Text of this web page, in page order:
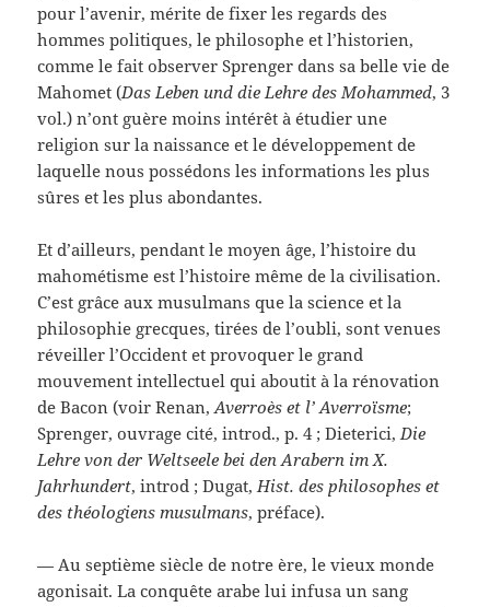
pour l’avenir, mérite de fixer les regards des
hommes politiques, le philosophe et l’historien,
comme le fait observer Sprenger dans sa belle vie de
Mahomet (Das Leben und die Lehre des Mohammed, 3
vol.) n’ont guère moins intérêt à étudier une
religion sur la naissance et le développement de
laquelle nous possédons les informations les plus
sûres et les plus abondantes.
Et d’ailleurs, pendant le moyen âge, l’histoire du
mahométisme est l’histoire même de la civilisation.
C’est grâce aux musulmans que la science et la
philosophie grecques, tirées de l’oubli, sont venues
réveiller l’Occident et provoquer le grand
mouvement intellectuel qui aboutit à la rénovation
de Bacon (voir Renan,Averroès et l’ Averroïsme;
Sprenger, ouvrage cité, introd., p. 4 ; Dieterici, Die
Lehre von der Weltseele bei den Arabern im X.
Jahrhundert, introd ; Dugat,Hist. des philosophes et
des théologiens musulmans, préface).
— Au septième siècle de notre ère, le vieux monde
agonisait. La conquête arabe lui infusa un sang